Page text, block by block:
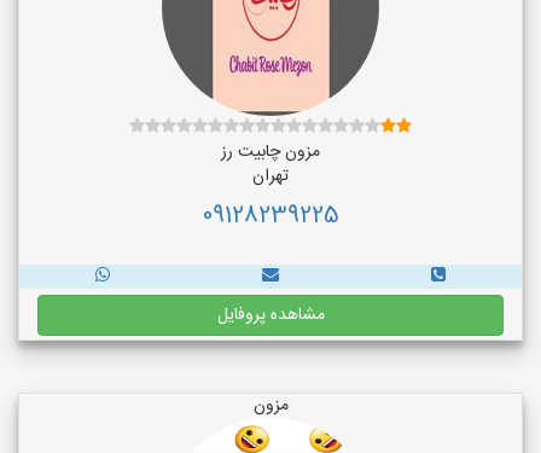
مزون چابیت رز
تهران
09128239225
مشاهده پروفایل
مزون